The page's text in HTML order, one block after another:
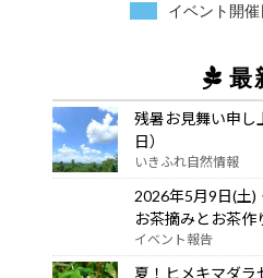
イベント開催
最
残暑お見舞い申し
日）
いきふれ自然情報
2026年5月9日(土)
お茶摘みとお茶作
イベント報告
夏！ヒメキマダラ